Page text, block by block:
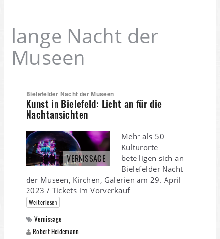
lange Nacht der
Museen
Bielefelder Nacht der Museen
Kunst in Bielefeld: Licht an für die
Nachtansichten
VERNISSAGE
Mehr als 50
Kulturorte
beteiligen sich an
Bielefelder Nacht
der Museen, Kirchen, Galerien am 29. April
2023 / Tickets im Vorverkauf
Weiterlesen
Vernissage
Robert Heidemann